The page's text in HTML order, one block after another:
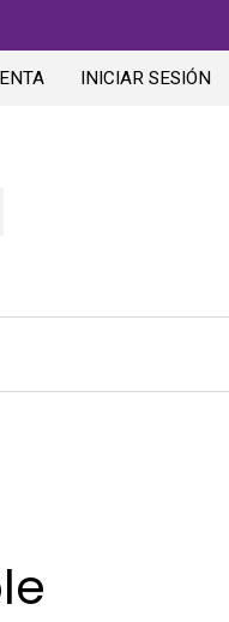
INICIAR SESIÓN